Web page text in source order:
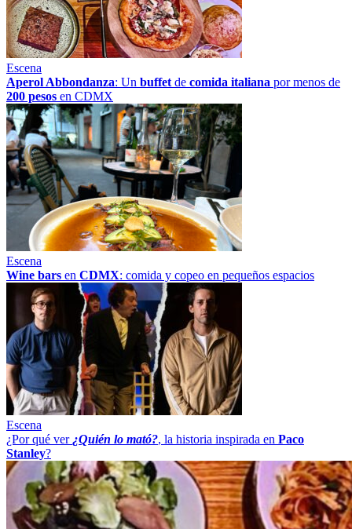
Escena
Aperol Abbondanza: Un buffet de comida italiana por menos de
200 pesos en CDMX
Escena
Wine bars en CDMX: comida y copeo en pequeños espacios
Escena
¿Por qué ver ¿Quién lo mató?, la historia inspirada en Paco
Stanley?